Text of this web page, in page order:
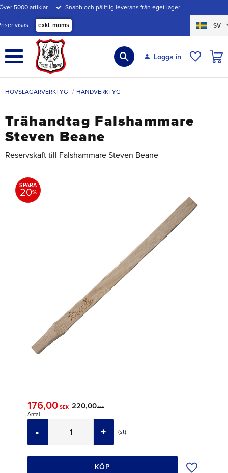
Meny
5000 artiklar Snabb och pålitlig leverans från eget lager
visas exkl. moms SV
Logga in
HOVSLAGARVERKTYG HANDVERKTYG
Trähandtag Falshammare
Steven Beane
Reservskaft till Falshammare Steven Beane
SPARA
20%
Nedsatt pris:
176,00 SEK Ordinarie pris:
220,00SEK
Antal
st
+
-
KÖP Lägg till i